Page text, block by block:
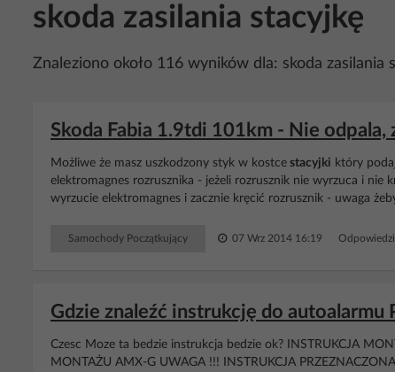
skoda zasilania stacyjkę
Znaleziono około 116 wyników dla: skoda zasilania
Skoda Fabia 1.9tdi 101km - Nie odpala,
Możliwe że masz uszkodzony styk w kostce stacyjki który
elektromagnes rozrusznika - jeżeli rozrusznik nie wyrzuca i
wyrzucie elektromagnes i zacznie kręcić rozrusznik - uwaga
Samochody Początkujący 07 Wrz 2014 16:19
Gdzie znaleźć instrukcję do autoalarmu
Czesc Moze ta bedzie instrukcja bedzie ok? INSTRUKCJA
MONTAŻU AMX-G UWAGA !!! INSTRUKCJA